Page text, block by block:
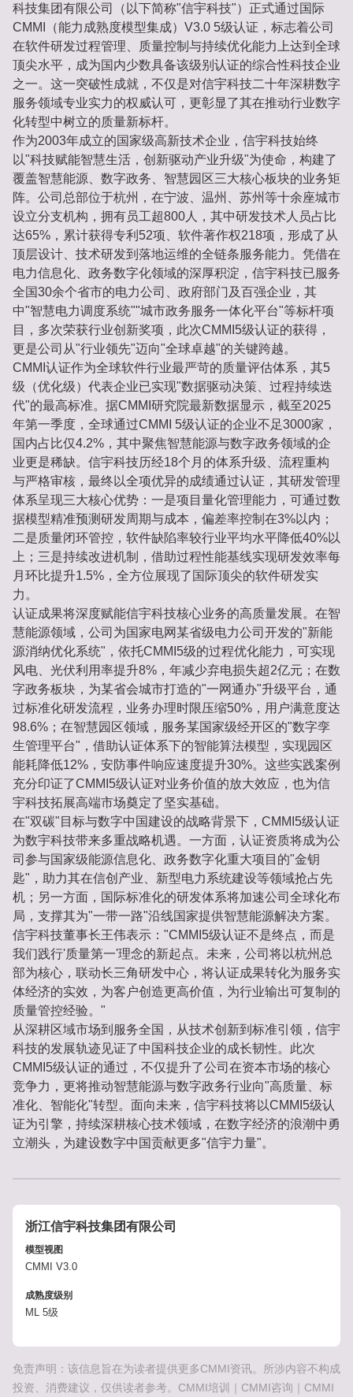
科技集团有限公司（以下简称"信宇科技"）正式通过国际
CMMI（能力成熟度模型集成）V3.0 5级认证，标志着公司
在软件研发过程管理、质量控制与持续优化能力上达到全球
顶尖水平，成为国内少数具备该级别认证的综合性科技企业
之一。这一突破性成就，不仅是对信宇科技二十年深耕数字
服务领域专业实力的权威认可，更彰显了其在推动行业数字
化转型中树立的质量新标杆。
作为2003年成立的国家级高新技术企业，信宇科技始终
以"科技赋能智慧生活，创新驱动产业升级"为使命，构建了
覆盖智慧能源、数字政务、智慧园区三大核心板块的业务矩
阵。公司总部位于杭州，在宁波、温州、苏州等十余座城市
设立分支机构，拥有员工超800人，其中研发技术人员占比
达65%，累计获得专利52项、软件著作权218项，形成了从
顶层设计、技术研发到落地运维的全链条服务能力。凭借在
电力信息化、政务数字化领域的深厚积淀，信宇科技已服务
全国30余个省市的电力公司、政府部门及百强企业，其
中"智慧电力调度系统""城市政务服务一体化平台"等标杆项
目，多次荣获行业创新奖项，此次CMMI5级认证的获得，
更是公司从"行业领先"迈向"全球卓越"的关键跨越。
CMMI认证作为全球软件行业最严苛的质量评估体系，其5
级（优化级）代表企业已实现"数据驱动决策、过程持续迭
代"的最高标准。据CMMI研究院最新数据显示，截至2025
年第一季度，全球通过CMMI 5级认证的企业不足3000家，
国内占比仅4.2%，其中聚焦智慧能源与数字政务领域的企
业更是稀缺。信宇科技历经18个月的体系升级、流程重构
与严格审核，最终以全项优异的成绩通过认证，其研发管理
体系呈现三大核心优势：一是项目量化管理能力，可通过数
据模型精准预测研发周期与成本，偏差率控制在3%以内；
二是质量闭环管控，软件缺陷率较行业平均水平降低40%以
上；三是持续改进机制，借助过程性能基线实现研发效率每
月环比提升1.5%，全方位展现了国际顶尖的软件研发实
力。
认证成果将深度赋能信宇科技核心业务的高质量发展。在智
慧能源领域，公司为国家电网某省级电力公司开发的"新能
源消纳优化系统"，依托CMMI5级的过程优化能力，可实现
风电、光伏利用率提升8%，年减少弃电损失超2亿元；在数
字政务板块，为某省会城市打造的"一网通办"升级平台，通
过标准化研发流程，业务办理时限压缩50%，用户满意度达
98.6%；在智慧园区领域，服务某国家级经开区的"数字孪
生管理平台"，借助认证体系下的智能算法模型，实现园区
能耗降低12%，安防事件响应速度提升30%。这些实践案例
充分印证了CMMI5级认证对业务价值的放大效应，也为信
宇科技拓展高端市场奠定了坚实基础。
在"双碳"目标与数字中国建设的战略背景下，CMMI5级认证
为数宇科技带来多重战略机遇。一方面，认证资质将成为公
司参与国家级能源信息化、政务数字化重大项目的"金钥
匙"，助力其在信创产业、新型电力系统建设等领域抢占先
机；另一方面，国际标准化的研发体系将加速公司全球化布
局，支撑其为"一带一路"沿线国家提供智慧能源解决方案。
信宇科技董事长王伟表示："CMMI5级认证不是终点，而是
我们践行'质量第一'理念的新起点。未来，公司将以杭州总
部为核心，联动长三角研发中心，将认证成果转化为服务实
体经济的实效，为客户创造更高价值，为行业输出可复制的
质量管控经验。"
从深耕区域市场到服务全国，从技术创新到标准引领，信宇
科技的发展轨迹见证了中国科技企业的成长韧性。此次
CMMI5级认证的通过，不仅提升了公司在资本市场的核心
竞争力，更将推动智慧能源与数字政务行业向"高质量、标
准化、智能化"转型。面向未来，信宇科技将以CMMI5级认
证为引擎，持续深耕核心技术领域，在数字经济的浪潮中勇
立潮头，为建设数字中国贡献更多"信宇力量"。
浙江信宇科技集团有限公司
模型视图
CMMI V3.0
成熟度级别
ML 5级
免责声明：该信息旨在为读者提供更多CMMI资讯。所涉内容不构成
投资、消费建议，仅供读者参考。CMMI培训｜CMMI咨询｜CMMI